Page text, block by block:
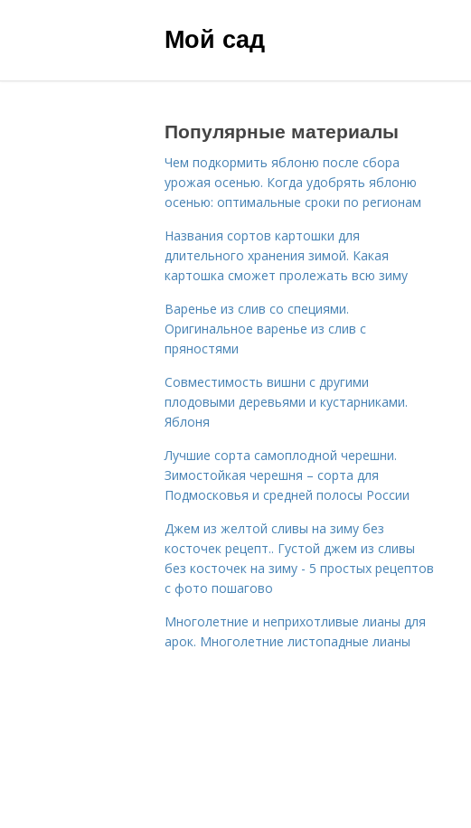
Мой сад
Популярные материалы
Чем подкормить яблоню после сбора
урожая осенью. Когда удобрять яблоню
осенью: оптимальные сроки по регионам
Названия сортов картошки для
длительного хранения зимой. Какая
картошка сможет пролежать всю зиму
Варенье из слив со специями.
Оригинальное варенье из слив с
пряностями
Совместимость вишни с другими
плодовыми деревьями и кустарниками.
Яблоня
Лучшие сорта самоплодной черешни.
Зимостойкая черешня – сорта для
Подмосковья и средней полосы России
Джем из желтой сливы на зиму без
косточек рецепт.. Густой джем из сливы
без косточек на зиму - 5 простых рецептов
с фото пошагово
Многолетние и неприхотливые лианы для
арок. Многолетние листопадные лианы